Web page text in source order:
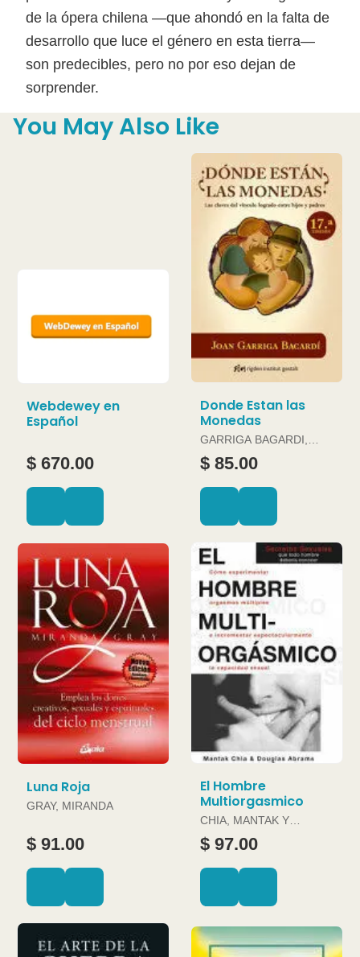
de la ópera chilena —que ahondó en la falta de
desarrollo que luce el género en esta tierra—
son predecibles, pero no por eso dejan de
sorprender.
You May Also Like
Webdewey en
Español
$ 670.00
Donde Estan las
Monedas
GARRIGA BAGARDI,
JOAN
$ 85.00
Luna Roja
GRAY, MIRANDA
$ 91.00
El Hombre
Multiorgasmico
CHIA, MANTAK Y
DOUGLAS ABRAMS
$ 97.00